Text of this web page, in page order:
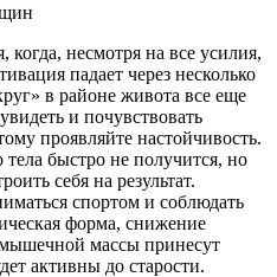
несмотря на все усилия,
падает через несколько
в районе живота все еще
и почувствовать
проявляйте настойчивость.
быстро не получится, но
себя на результат.
спортом и соблюдать
форма, снижение
массы принесут
активны до старости.